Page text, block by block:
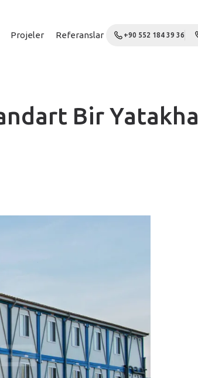
Projeler Referanslar Galeri Blog
+90 552 184 39 36
Bir